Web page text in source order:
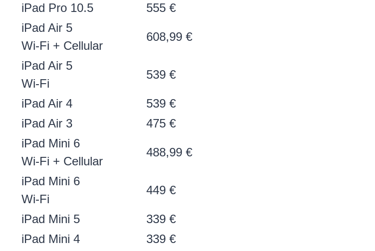
iPad Pro 10.5
555 €
iPad Air 5
Wi-Fi + Cellular
608,99 €
iPad Air 5
Wi-Fi
539 €
iPad Air 4
539 €
iPad Air 3
475 €
iPad Mini 6
Wi-Fi + Cellular
488,99 €
iPad Mini 6
Wi-Fi
449 €
iPad Mini 5
339 €
iPad Mini 4
339 €